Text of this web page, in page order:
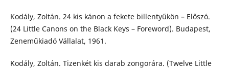
Kodály, Zoltán. 24 kis kánon a fekete billentyűkön – Előszó.
(24 Little Canons on the Black Keys – Foreword). Budapest,
Zeneműkiadó Vállalat, 1961.
Kodály, Zoltán. Tizenkét kis darab zongorára. (Twelve Little